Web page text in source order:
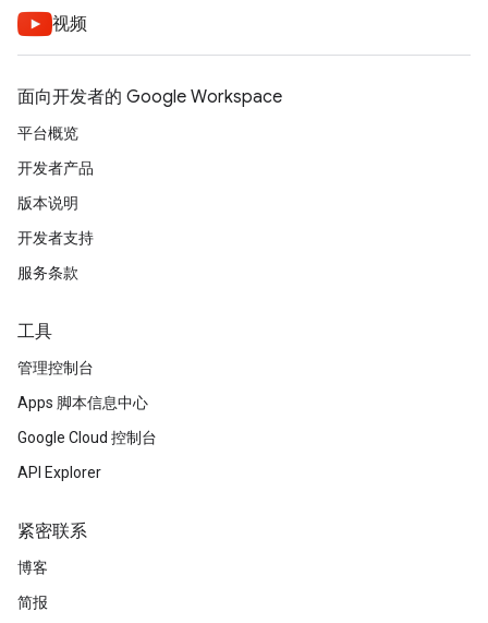
视频
面向开发者的 Google Workspace
平台概览
开发者产品
版本说明
开发者支持
服务条款
工具
管理控制台
Apps 脚本信息中心
Google Cloud 控制台
API Explorer
紧密联系
博客
简报